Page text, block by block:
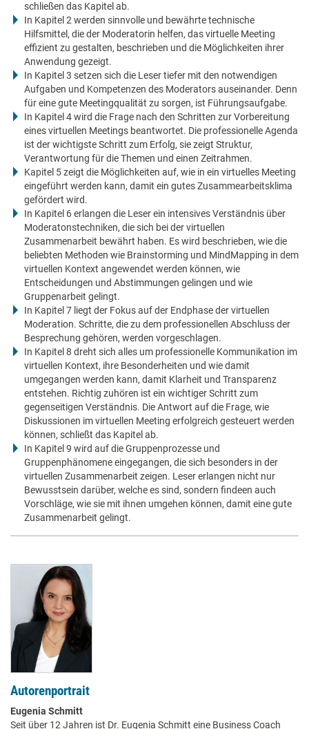
schließen das Kapitel ab.
In Kapitel 2 werden sinnvolle und bewährte technische
Hilfsmittel, die der Moderatorin helfen, das virtuelle Meeting
effizient zu gestalten, beschrieben und die Möglichkeiten ihrer
Anwendung gezeigt.
In Kapitel 3 setzen sich die Leser tiefer mit den notwendigen
Aufgaben und Kompetenzen des Moderators auseinander. Denn
für eine gute Meetingqualität zu sorgen, ist Führungsaufgabe.
In Kapitel 4 wird die Frage nach den Schritten zur Vorbereitung
eines virtuellen Meetings beantwortet. Die professionelle Agenda
ist der wichtigste Schritt zum Erfolg, sie zeigt Struktur,
Verantwortung für die Themen und einen Zeitrahmen.
Kapitel 5 zeigt die Möglichkeiten auf, wie in ein virtuelles Meeting
eingeführt werden kann, damit ein gutes Zusammearbeitsklima
gefördert wird.
In Kapitel 6 erlangen die Leser ein intensives Verständnis über
Moderatonstechniken, die sich bei der virtuellen
Zusammenarbeit bewährt haben. Es wird beschrieben, wie die
beliebten Methoden wie Brainstorming und MindMapping in dem
virtuellen Kontext angewendet werden können, wie
Entscheidungen und Abstimmungen gelingen und wie
Gruppenarbeit gelingt.
In Kapitel 7 liegt der Fokus auf der Endphase der virtuellen
Moderation. Schritte, die zu dem professionellen Abschluss der
Besprechung gehören, werden vorgeschlagen.
In Kapitel 8 dreht sich alles um professionelle Kommunikation im
virtuellen Kontext, ihre Besonderheiten und wie damit
umgegangen werden kann, damit Klarheit und Transparenz
entstehen. Richtig zuhören ist ein wichtiger Schritt zum
gegenseitigen Verständnis. Die Antwort auf die Frage, wie
Diskussionen im virtuellen Meeting erfolgreich gesteuert werden
können, schließt das Kapitel ab.
In Kapitel 9 wird auf die Gruppenprozesse und
Gruppenphänomene eingegangen, die sich besonders in der
virtuellen Zusammenarbeit zeigen. Leser erlangen nicht nur
Bewusstsein darüber, welche es sind, sondern findeen auch
Vorschläge, wie sie mit ihnen umgehen können, damit eine gute
Zusammenarbeit gelingt.
Autorenportrait
Eugenia Schmitt
Seit über 12 Jahren ist Dr. Eugenia Schmitt eine Business Coach